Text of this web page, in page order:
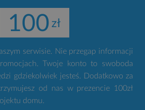
100
serwisie. Nie przegap informacji
Twoje konto to swoboda
gdziekolwiek jesteś. Dodatkowo za
od nas w prezencie 100zł
domu.